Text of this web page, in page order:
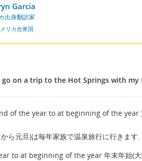
Garcia
出身翻訳家
リカ合衆国
go on a trip to the Hot Springs with my
of the year to at beginning of the
ら元旦)は毎年家族で温泉旅行に行きます.
to at beginning of the year 年末年始(大